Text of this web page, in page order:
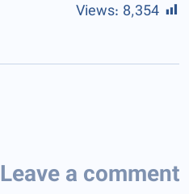
Views: 8٬354
Leave a comment